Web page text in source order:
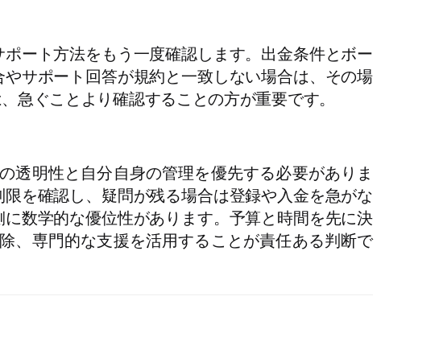
ート方法をもう一度確認します。出金条件とボー
サポート回答が規約と一致しない場合は、その場
ぐことより確認することの方が重要です。
透明性と自分自身の管理を優先する必要がありま
を確認し、疑問が残る場合は登録や入金を急がな
数学的な優位性があります。予算と時間を先に決
、専門的な支援を活用することが責任ある判断で